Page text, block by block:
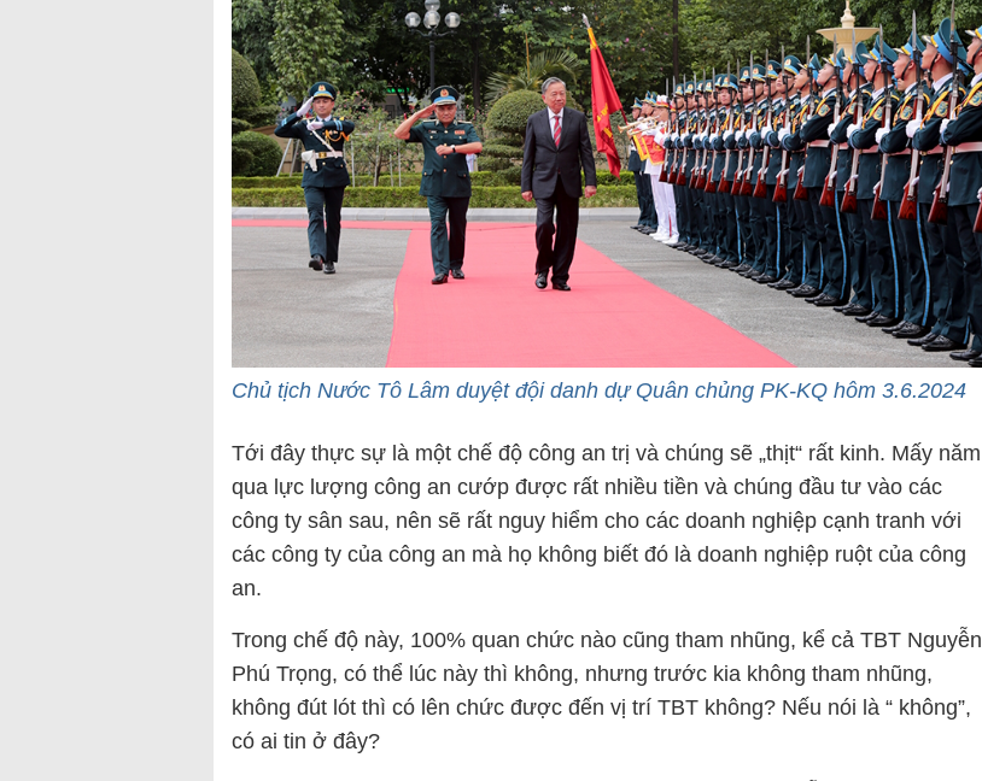
Chủ tịch Nước Tô Lâm duyệt đội danh dự Quân chủng PK-KQ hôm 3.6.2024
Tới đây thực sự là một chế độ công an trị và chúng sẽ „thịt“ rất kinh. Mấy năm
qua lực lượng công an cướp được rất nhiều tiền và chúng đầu tư vào các
công ty sân sau, nên sẽ rất nguy hiểm cho các doanh nghiệp cạnh tranh với
các công ty của công an mà họ không biết đó là doanh nghiệp ruột của công
an.
Trong chế độ này, 100% quan chức nào cũng tham nhũng, kể cả TBT Nguyễn
Phú Trọng, có thể lúc này thì không, nhưng trước kia không tham nhũng,
không đút lót thì có lên chức được đến vị trí TBT không? Nếu nói là “ không”,
có ai tin ở đây?